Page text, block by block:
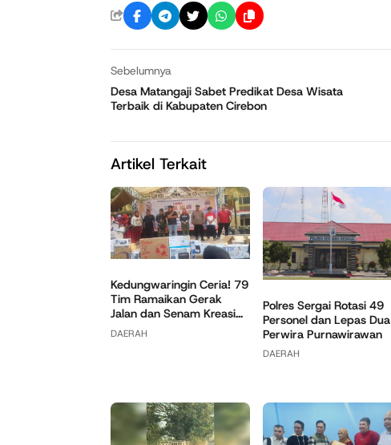
Sebelumnya
Desa Matangaji Sabet Predikat Desa Wisata
Terbaik di Kabupaten Cirebon
Artikel Terkait
Kedungwaringin Ceria! 79
Tim Ramaikan Gerak
Jalan dan Senam Kreasi...
DAERAH
Polres Sergai Rotasi 49
Personel dan Lepas Dua
Perwira Purnawirawan
DAERAH